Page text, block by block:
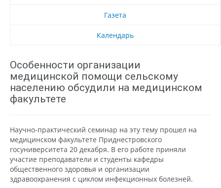
Газета
Календарь
Особенности организации
медицинской помощи сельскому
населению обсудили на медицинском
факультете
Научно-практический семинар на эту тему прошел на
медицинском факультете Приднестровского
госуниверситета 20 декабря. В его работе приняли
участие преподаватели и студенты кафедры
общественного здоровья и организации
здравоохранения с циклом инфекционных болезней.